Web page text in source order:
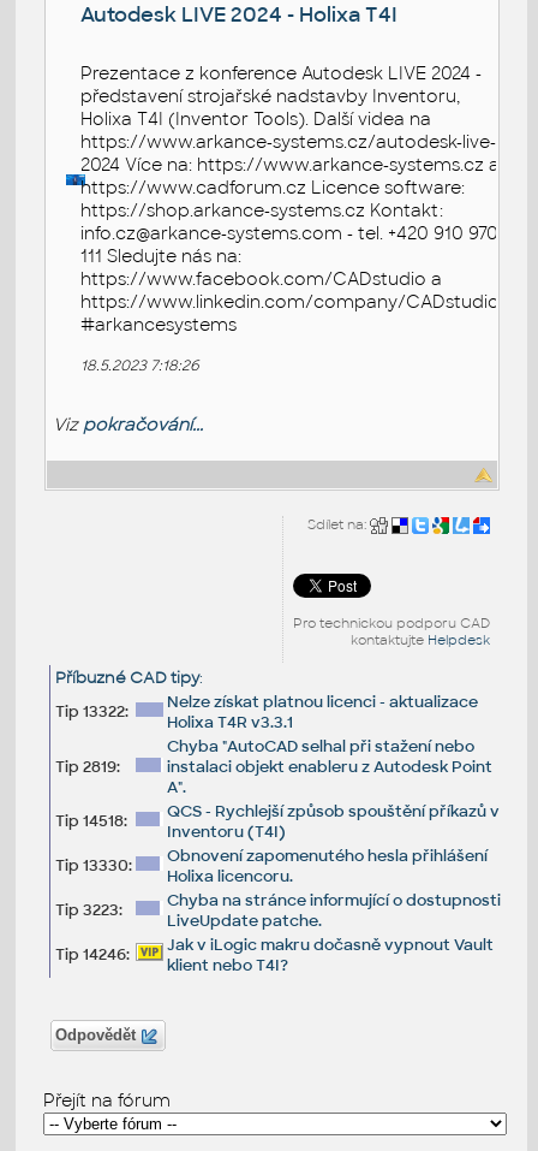
Autodesk LIVE 2024 - Holixa T4I
Prezentace z konference Autodesk LIVE 2024 -
představení strojařské nadstavby Inventoru,
Holixa T4I (Inventor Tools). Další videa na
https://www.arkance-systems.cz/autodesk-live-
2024 Více na: https://www.arkance-systems.cz a
https://www.cadforum.cz Licence software:
https://shop.arkance-systems.cz Kontakt:
info.cz@arkance-systems.com - tel. +420 910 970
111 Sledujte nás na:
https://www.facebook.com/CADstudio a
https://www.linkedin.com/company/CADstudio
#arkancesystems
18.5.2023 7:18:26
Viz pokračování...
Sdílet na:
Pro technickou podporu CAD
kontaktujte Helpdesk
Příbuzné CAD tipy:
Tip 13322:
Nelze získat platnou licenci - aktualizace
Holixa T4R v3.3.1
Tip 2819:
Chyba "AutoCAD selhal při stažení nebo
instalaci objekt enableru z Autodesk Point
A".
Tip 14518:
QCS - Rychlejší způsob spouštění příkazů v
Inventoru (T4I)
Tip 13330:
Obnovení zapomenutého hesla přihlášení
Holixa licencoru.
Tip 3223:
Chyba na stránce informující o dostupnosti
LiveUpdate patche.
Tip 14246:
Jak v iLogic makru dočasně vypnout Vault
klient nebo T4I?
Odpovědět
Přejít na fórum